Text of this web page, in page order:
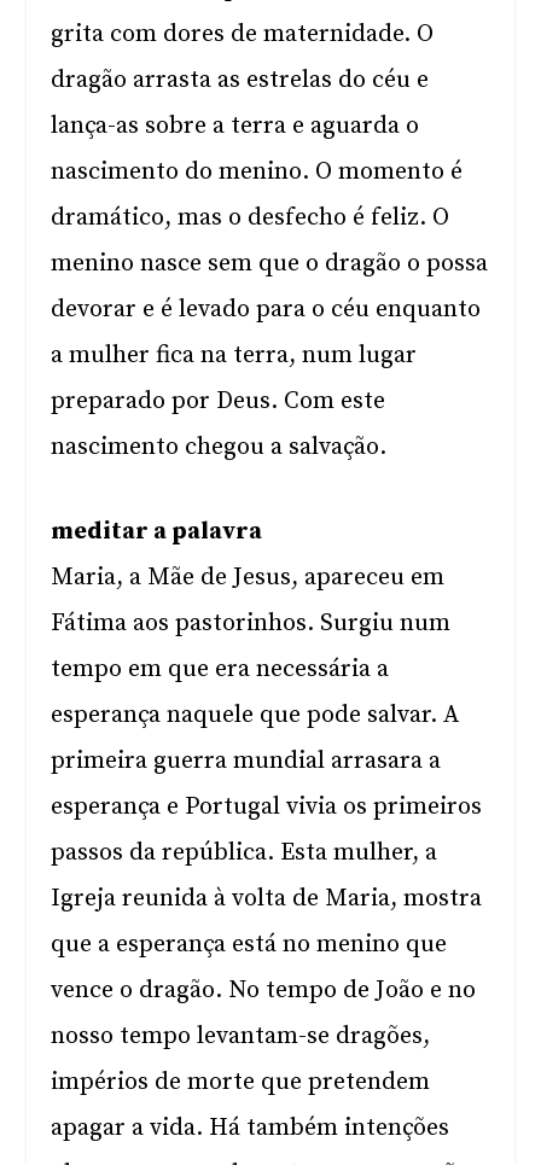
grita com dores de maternidade. O
dragão arrasta as estrelas do céu e
lança-as sobre a terra e aguarda o
nascimento do menino. O momento é
dramático, mas o desfecho é feliz. O
menino nasce sem que o dragão o possa
devorar e é levado para o céu enquanto
a mulher fica na terra, num lugar
preparado por Deus. Com este
nascimento chegou a salvação.
meditar a palavra
Maria, a Mãe de Jesus, apareceu em
Fátima aos pastorinhos. Surgiu num
tempo em que era necessária a
esperança naquele que pode salvar. A
primeira guerra mundial arrasara a
esperança e Portugal vivia os primeiros
passos da república. Esta mulher, a
Igreja reunida à volta de Maria, mostra
que a esperança está no menino que
vence o dragão. No tempo de João e no
nosso tempo levantam-se dragões,
impérios de morte que pretendem
apagar a vida. Há também intenções